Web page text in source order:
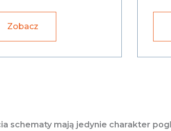
Zobacz
schematy mają jedynie charakter